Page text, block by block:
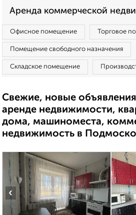
Аренда коммерческой
Офисное помещение Торговое
Помещение свободного назначения
Складское помещение
Свежие, новые
аренде недвижимости,
дома, машиноместа,
недвижимость в
‹